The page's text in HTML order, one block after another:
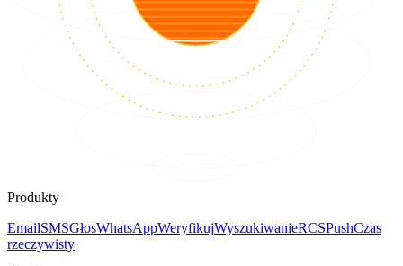
Produkty
EmailSMSGłosWhatsAppWeryfikujWyszukiwanieRCSPushCzas
rzeczywisty